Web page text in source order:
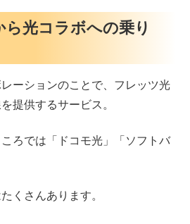
ら光コラボへの乗り
ーションのことで、フレッツ光
提供するサービス。
ろでは「ドコモ光」「ソフトバ
くさんあります。